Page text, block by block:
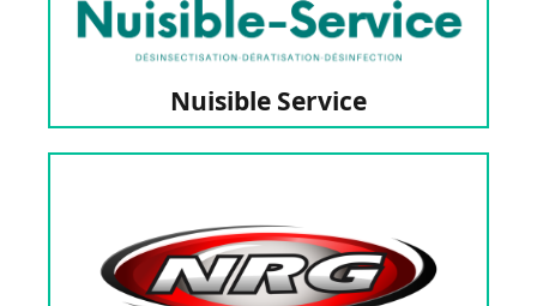
Nuisible Service
Nuisible Service
Construction, rénovation et amélioration de
votre habitat en Ariège (09)